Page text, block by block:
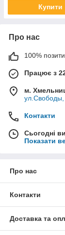
Купити
Про нас
100%
Працює з
м.
ул.Свободы,
Контакти
Сьогодні
Показати
Про нас
Контакти
Доставка та